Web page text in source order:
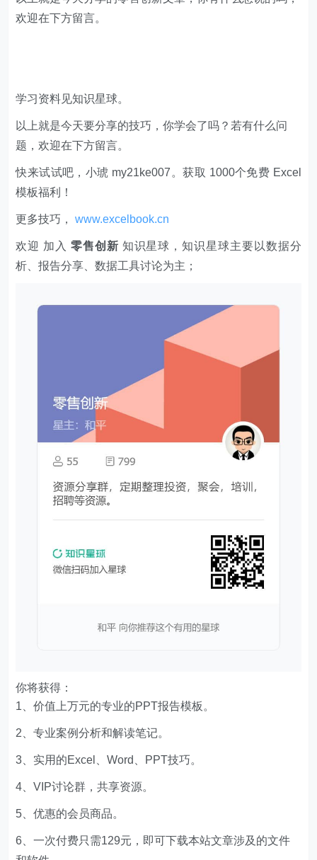
欢迎在下方留言。
学习资料见知识星球。
以上就是今天要分享的技巧，你学会了吗？若有什么问
题，欢迎在下方留言。
快来试试吧，小琥 my21ke007。获取 1000个免费 Excel
模板福利​​​​！
更多技巧，www.excelbook.cn
欢迎 加入 零售创新 知识星球，知识星球主要以数据分
析、报告分享、数据工具讨论为主；
你将获得：
1、价值上万元的专业的PPT报告模板。
2、专业案例分析和解读笔记。
3、实用的Excel、Word、PPT技巧。
4、VIP讨论群，共享资源。
5、优惠的会员商品。
6、一次付费只需129元，即可下载本站文章涉及的文件